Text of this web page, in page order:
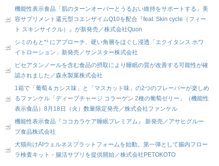
機能性表示食品「肌のターンオーバーとうるおい維持をサポートする」美
容サプリメント還元型コエンザイムQ10を配合『feat. Skin cycle（フィー
ト スキンサイクル）』が新発売／株式会社Quon
シミのもと*¹ にアプローチ、硬い角層をほぐし浸透「エクイタンス ホワ
イトローション」新発売／サンスター株式会社
ピセアタンノールを含む食品の摂取により睡眠の質が改善する可能性が確
認されました／森永製菓株式会社
1箱で「葡萄＆カシス味」と「マスカット味」の2つのフレーバーが楽しめ
るファンケル「ディープチャージ コラーゲン 2種の葡萄ゼリー」（機能性
表示食品）8月18日（火）数量限定発売／株式会社ファンケル
機能性表示食品『ココカラケア睡眠プレミアム』 新発売／アサヒグルー
プ食品株式会社
犬猫向けAIウェルネスプラットフォームを始動。第一弾として腸内フロー
ラ検査キット・腸活サプリを提供開始／株式会社PETOKOTO